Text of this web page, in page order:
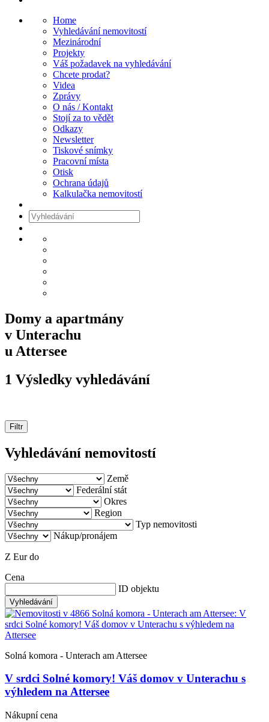
Home
Vyhledávání nemovitostí
Mezinárodní
Projekty
Váš požadavek na vyhledávání
Chcete prodat?
Videa
Zprávy
O nás / Kontakt
Stojí za to vědět
Odkazy
Newsletter
Tiskové snímky
Pracovní místa
Otisk
Ochrana údajů
Kalkulačka nemovitostí
Domy a apartmány
v Unterachu
u Attersee
1 Výsledky vyhledávání
Filtr
Vyhledávání nemovitostí
Země
Federální stát
Okres
Region
Typ nemovitosti
Nákup/pronájem
Z Eurdo
Cena
ID objektu
Vyhledávání
Solná komora - Unterach am Attersee
V srdci Solné komory! Váš domov v Unterachu s
výhledem na Attersee
Nákupní cena